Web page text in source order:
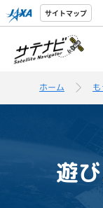
サイトマップ
ホーム
遊